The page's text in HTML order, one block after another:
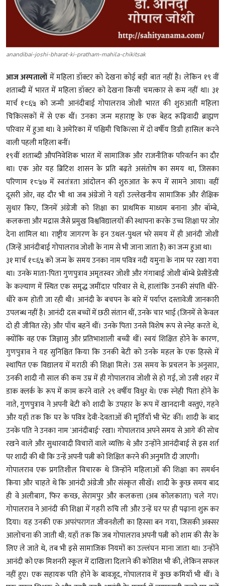
ग़ज़ल
anandibai-joshi-bharat-ki-pratham-mahila-chikitsak
आज अस्पतालों में महिला डॉक्टर को देखना कोई बड़ी बात नहीं है। लेकिन १९ वीं
शताब्दी में भारत में महिला डॉक्टर को देखना किसी चमत्कार से कम नहीं था। ३१
मार्च १८६५ को जन्मी आनंदीबाई गोपालराव जोशी भारत की शुरुआती महिला
चिकित्सकों में से एक थीं। उनका जन्म महाराष्ट्र के एक बेहद रूढ़िवादी ब्राह्मण
परिवार में हुआ था। वे अमेरिका में पश्चिमी चिकित्सा में दो वर्षीय डिग्री हासिल करने
वाली पहली महिला बनीं।
१९वीं शताब्दी औपनिवेशिक भारत में सामाजिक और राजनीतिक परिवर्तन का दौर
था। एक ओर यह ब्रिटिश शासन के प्रति बढ़ते असंतोष का समय था, जिसका
परिणाम १८५७ में स्वतंत्रता आंदोलन की शुरुआत के रूप में सामने आया। वहीं
दूसरी ओर, वह दौर भी था जब अंग्रेजों ने यहाँ उल्लेखनीय सामाजिक और शैक्षिक
सुधार किए, जिनमें अंग्रेजी को शिक्षा का प्राथमिक माध्यम बनाना और बॉम्बे,
कलकत्ता और मद्रास जैसे प्रमुख विश्वविद्यालयों की स्थापना करके उच्च शिक्षा पर जोर
देना शामिल था। राष्ट्रीय जागरण के इन उथल-पुथल भरे समय में ही आनंदी जोशी
(जिन्हें आनंदीबाई गोपालराव जोशी के नाम से भी जाना जाता है) का जन्म हुआ था।
३१ मार्च १८६५ को जन्म के समय उनका नाम पवित्र नदी यमुना के नाम पर रखा गया
था। उनके माता-पिता गुणपुत्राव अमृतस्वर जोशी और गंगाबाई जोशी बॉम्बे प्रेसीडेंसी
के कल्याण में स्थित एक समृद्ध जमींदार परिवार से थे, हालांकि उनकी संपत्ति धीरे-
धीरे कम होती जा रही थी। आनंदी के बचपन के बारे में पर्याप्त दस्तावेजी जानकारी
उपलब्ध नहीं है। आनंदी दस बच्चों में छठी संतान थीं, उनके चार भाई (जिनमें से केवल
दो ही जीवित रहे) और पाँच बहनें थीं। उनके पिता उनसे विशेष रूप से स्नेह करते थे,
क्योंकि वह एक जिज्ञासु और प्रतिभाशाली बच्ची थीं। स्वयं शिक्षित होने के कारण,
गुणपुत्राव ने यह सुनिश्चित किया कि उनकी बेटी को उनके महल के एक हिस्से में
स्थापित एक विद्यालय में मराठी की शिक्षा मिले। उस समय के प्रचलन के अनुसार,
उनकी शादी नौ साल की कम उम्र में ही गोपालराव जोशी से हो गई, जो उसी शहर में
डाक क्लर्क के रूप में काम करने वाले २९ वर्षीय विधुर थे। एक स्नेही पिता होने के
नाते, गुणपुत्राव ने अपनी बेटी को शादी के उपहार के रूप में खानदानी वस्तुएं, गहने
और यहाँ तक कि घर के पवित्र देवी-देवताओं की मूर्तियाँ भी भेंट कीं। शादी के बाद
उनके पति ने उनका नाम `आनंदीबाई' रखा। गोपालराव अपने समय से आगे की सोच
रखने वाले और सुधारवादी विचारों वाले व्यक्ति थे और उन्होंने आनंदीबाई से इस शर्त
पर शादी की थी कि उन्हें अपनी पत्नी को शिक्षित करने की अनुमति दी जाएगी।
गोपालराव एक प्रगतिशील विचारक थे जिन्होंने महिलाओं की शिक्षा का समर्थन
किया और चाहते थे कि आनंदी अंग्रेजी और संस्कृत सीखें। शादी के कुछ समय बाद
ही वे अलीबाग, फिर कच्छ, सेरामपुर और कलकत्ता (अब कोलकाता) चले गए।
गोपालराव ने आनंदी की शिक्षा में गहरी रुचि ली और उन्हें घर पर ही पढ़ाना शुरू कर
दिया। यह उनकी एक अपरंपरागत जीवनशैली का हिस्सा बन गया, जिसकी अक्सर
आलोचना की जाती थी; यहाँ तक कि जब गोपालराव अपनी पत्नी को शाम की सैर के
लिए ले जाते थे, तब भी इसे सामाजिक नियमों का उल्लंघन माना जाता था। उन्होंने
आनंदी को एक मिशनरी स्कूल में दाखिला दिलाने की कोशिश भी की, लेकिन सफल
नहीं हुए। एक सहायक पति होने के बावजूद, गोपालराव में कुछ कमियाँ भी थीं। वे